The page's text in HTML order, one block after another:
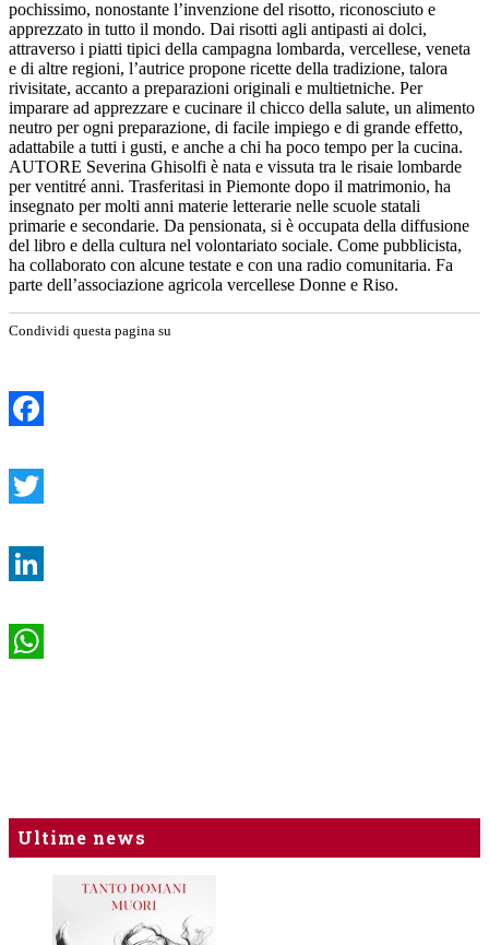
pochissimo, nonostante l’invenzione del risotto, riconosciuto e
apprezzato in tutto il mondo. Dai risotti agli antipasti ai dolci,
attraverso i piatti tipici della campagna lombarda, vercellese, veneta
e di altre regioni, l’autrice propone ricette della tradizione, talora
rivisitate, accanto a preparazioni originali e multietniche. Per
imparare ad apprezzare e cucinare il chicco della salute, un alimento
neutro per ogni preparazione, di facile impiego e di grande effetto,
adattabile a tutti i gusti, e anche a chi ha poco tempo per la cucina.
AUTORE Severina Ghisolfi è nata e vissuta tra le risaie lombarde
per ventitré anni. Trasferitasi in Piemonte dopo il matrimonio, ha
insegnato per molti anni materie letterarie nelle scuole statali
primarie e secondarie. Da pensionata, si è occupata della diffusione
del libro e della cultura nel volontariato sociale. Come pubblicista,
ha collaborato con alcune testate e con una radio comunitaria. Fa
parte dell’associazione agricola vercellese Donne e Riso.
Condividi questa pagina su
Ultime news